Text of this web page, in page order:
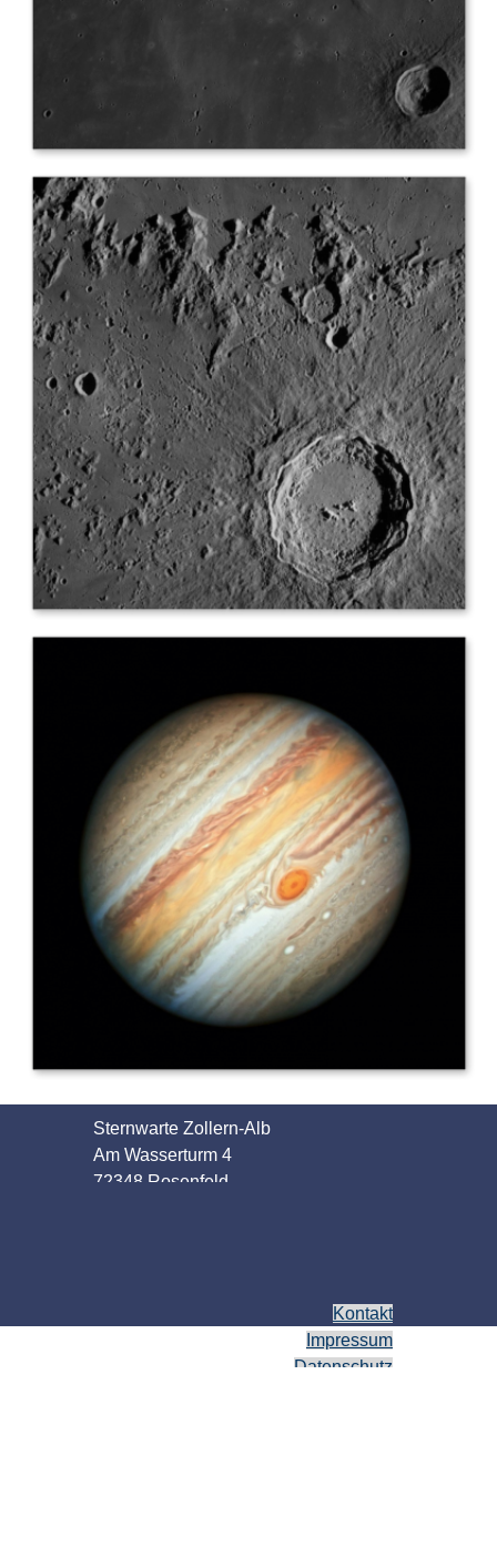
Kontakt
Impressum
Datenschutz
Sternwarte Zollern-Alb
Am Wasserturm 4
72348 Rosenfeld